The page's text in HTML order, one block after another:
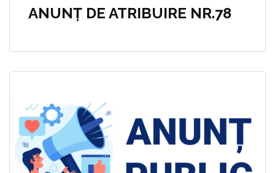
ANUNȚ DE ATRIBUIRE NR.78